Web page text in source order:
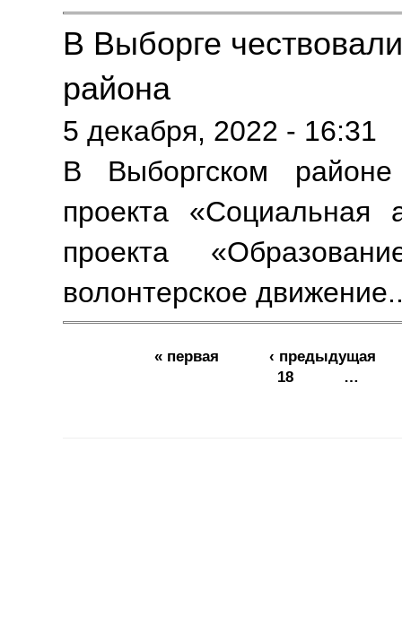
В Выборге
района
5 декабря, 2022 - 16:31
В Выборгском
проекта «Социальная
проекта
волонтерское движение.
« первая
‹ предыдущая
18
…